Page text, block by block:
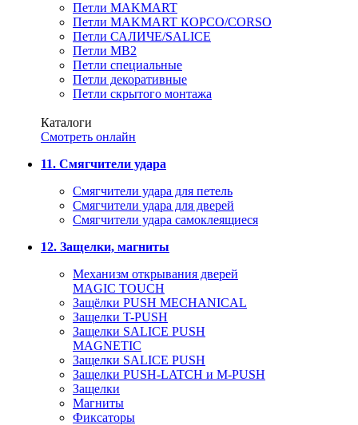
Петли MAKMART
Петли MAKMART КОРСО/CORSO
Петли САЛИЧЕ/SALICE
Петли MB2
Петли специальные
Петли декоративные
Петли скрытого монтажа
Каталоги
Смотреть онлайн
11. Смягчители удара
Смягчители удара для петель
Смягчители удара для дверей
Cмягчители удара самоклеящиеся
12. Защелки, магниты
Механизм открывания дверей
MAGIC TOUCH
Защёлки PUSH MECHANICAL
Защелки T-PUSH
Защелки SALICE PUSH
MAGNETIC
Защелки SALICE PUSH
Защелки PUSH-LATCH и M-PUSH
Защелки
Магниты
Фиксаторы